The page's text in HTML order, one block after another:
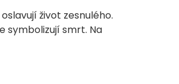
život zesnulého.
symbolizují smrt. Na